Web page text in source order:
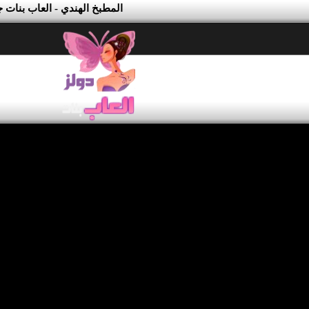
المطبخ الهندي - العاب بنات